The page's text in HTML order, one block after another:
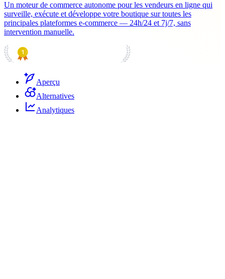
Un moteur de commerce autonome pour les vendeurs en ligne qui
surveille, exécute et développe votre boutique sur toutes les
principales plateformes e-commerce — 24h/24 et 7j/7, sans
intervention manuelle.
Aperçu
Alternatives
Analytiques